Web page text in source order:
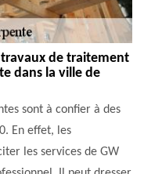
de traitement
dans la ville de
sont à confier à des
En effet, les
les services de GW